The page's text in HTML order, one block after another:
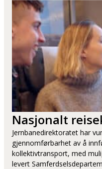
Nasjonalt
Jernbanedirektoratet har
gjennomførbarhet av å
kollektivtransport, med
levert